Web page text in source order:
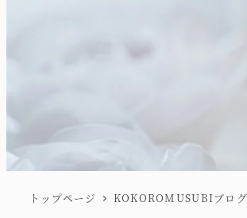
トップページ KOKOROMUSUBIブログ